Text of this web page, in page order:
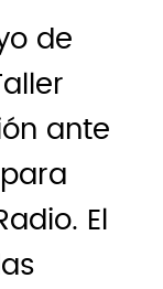
de
ante
El